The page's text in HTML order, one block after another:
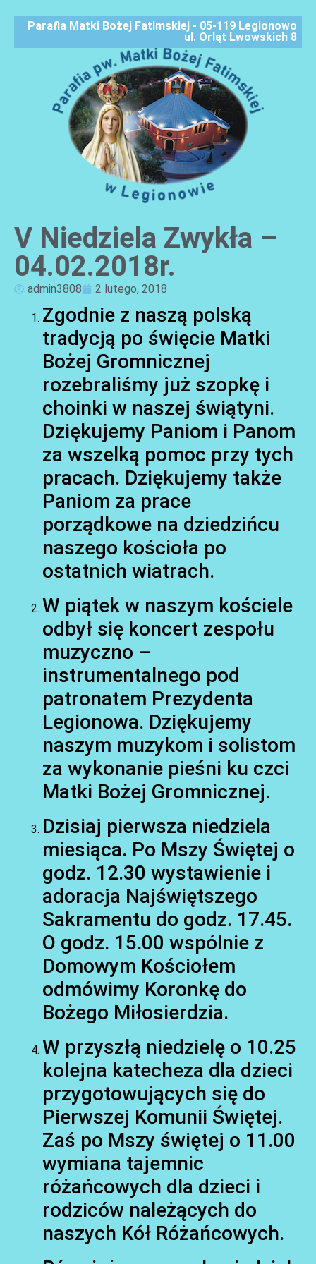
Parafia Matki Bożej Fatimskiej - 05-119 Legionowo
ul. Orląt Lwowskich 8
V Niedziela Zwykła –
04.02.2018r.
admin3808 2 lutego, 2018
Zgodnie z naszą polską
tradycją po święcie Matki
Bożej Gromnicznej
rozebraliśmy już szopkę i
choinki w naszej świątyni.
Dziękujemy Paniom i Panom
za wszelką pomoc przy tych
pracach. Dziękujemy także
Paniom za prace
porządkowe na dziedzińcu
naszego kościoła po
ostatnich wiatrach.
W piątek w naszym kościele
odbył się koncert zespołu
muzyczno –
instrumentalnego pod
patronatem Prezydenta
Legionowa. Dziękujemy
naszym muzykom i solistom
za wykonanie pieśni ku czci
Matki Bożej Gromnicznej.
Dzisiaj pierwsza niedziela
miesiąca. Po Mszy Świętej o
godz. 12.30 wystawienie i
adoracja Najświętszego
Sakramentu do godz. 17.45.
O godz. 15.00 wspólnie z
Domowym Kościołem
odmówimy Koronkę do
Bożego Miłosierdzia.
W przyszłą niedzielę o 10.25
kolejna katecheza dla dzieci
przygotowujących się do
Pierwszej Komunii Świętej.
Zaś po Mszy świętej o 11.00
wymiana tajemnic
różańcowych dla dzieci i
rodziców należących do
naszych Kół Różańcowych.
AKTUALNOŚCI
AKTUALNOŚCI
AKTUALNOŚCI